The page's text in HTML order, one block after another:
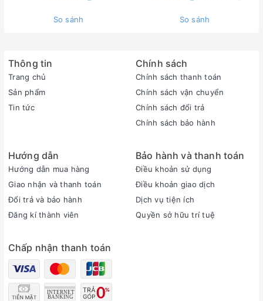
+ Thông tin lõi lọc
đó được nén chặt lại
- Chức năng: Lọc các tạp chất hữu cơ, rỉ xét, bùn đất hay các chất lơ
lửng trong nước có kích thước lớn hơn 5 micron
- Thời gian thay thế: 3-6 tháng/ lần
2. Lõi số 02 :
Gồm 2 lõi số 2 (Lõi than hoạt tính OCB hoặc Lõi lọc
a. Lõi than hoạt tính OCB
So sánh So sánh
Thông tin
Trang chủ
Sản phẩm
Tin tức
Chính sách
Chính sách thanh toán
Chính sách vận chuyển
Chính sách đổi trả
Chính sách bảo hành
Hướng dẫn
Hướng dẫn mua hàng
Giao nhận và thanh toán
Đổi trả và bảo hành
Đăng kí thành viên
Bảo hành và thanh toán
Điều khoản sử dụng
Điều khoản giao dịch
Dịch vụ tiện ích
Quyền sở hữu trí tuệ
Chấp nhận thanh toán